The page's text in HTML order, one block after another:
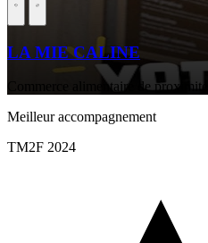
LA MIE CALINE
Commerce alimentaire de proximité
Meilleur accompagnement
TM2F 2024